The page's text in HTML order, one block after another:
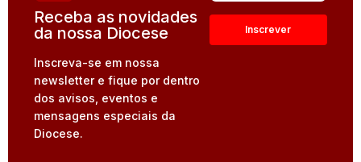
Receba as novidades
da nossa Diocese
Inscreva-se em nossa
newsletter e fique por dentro
dos avisos, eventos e
mensagens especiais da
Diocese.